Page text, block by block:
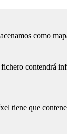
como
contendrá
tiene que